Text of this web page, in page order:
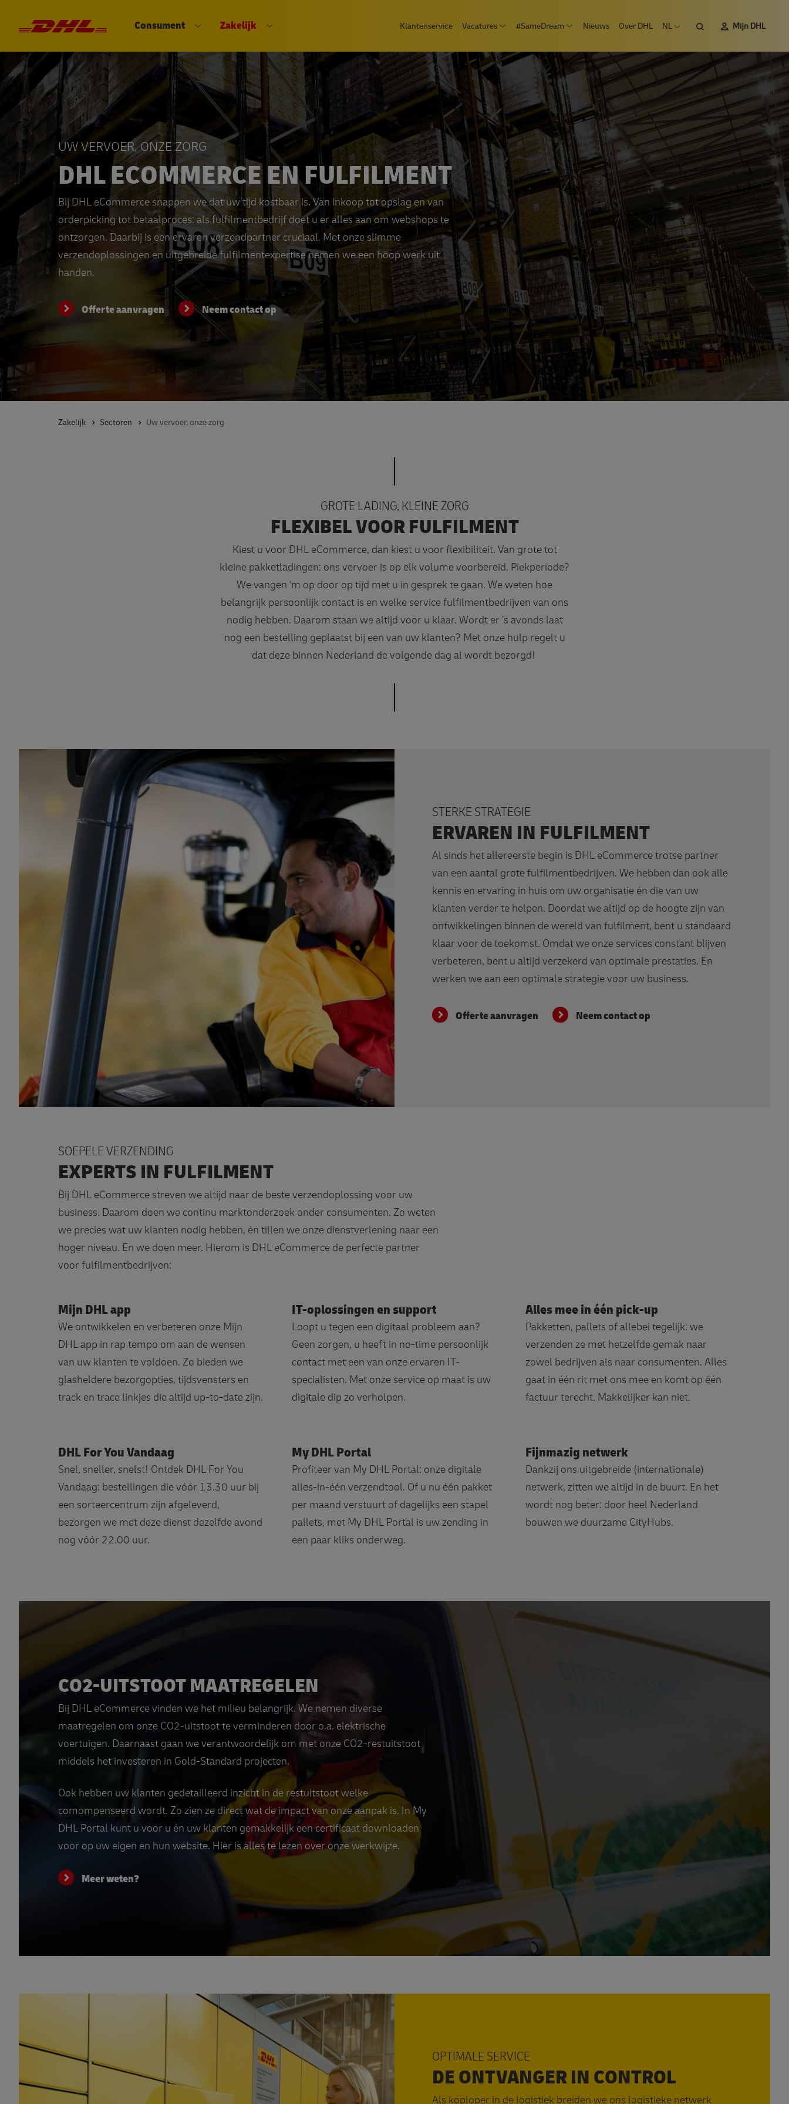
en
de
inhoud
gaan
DHL eCommerce, ga naar de homepage
Consument
Zakelijk
Klantenservice Vacatures
Open submenu Vacatures
#SameDream
Open submenu #SameDream
Nieuws Over DHL
NL
ZoekenMijn DHL
DHL ECOMMERCE EN FULFILMENT
UW VERVOER, ONZE ZORG
Bij DHL eCommerce snappen we dat uw tijd kostbaar is. Van inkoop tot opslag en van
orderpicking tot betaalproces: als fulfilmentbedrijf doet u er alles aan om webshops te
ontzorgen. Daarbij is een ervaren verzendpartner cruciaal. Met onze slimme
verzendoplossingen en uitgebreide fulfilmentexpertise nemen we een hoop werk uit
handen.
Offerte aanvragen Neem contact op
Zakelijk Sectoren Uw vervoer, onze zorg
GROTE LADING, KLEINE ZORG
FLEXIBEL VOOR FULFILMENT
Kiest u voor DHL eCommerce, dan kiest u voor flexibiliteit. Van grote tot
kleine pakketladingen: ons vervoer is op elk volume voorbereid. Piekperiode?
We vangen ‘m op door op tijd met u in gesprek te gaan. We weten hoe
belangrijk persoonlijk contact is en welke service fulfilmentbedrijven van ons
nodig hebben. Daarom staan we altijd voor u klaar. Wordt er ’s avonds laat
nog een bestelling geplaatst bij een van uw klanten? Met onze hulp regelt u
dat deze binnen Nederland de volgende dag al wordt bezorgd!
STERKE STRATEGIE
ERVAREN IN FULFILMENT
Al sinds het allereerste begin is DHL eCommerce trotse partner
van een aantal grote fulfilmentbedrijven. We hebben dan ook alle
kennis en ervaring in huis om uw organisatie én die van uw
klanten verder te helpen. Doordat we altijd op de hoogte zijn van
ontwikkelingen binnen de wereld van fulfilment, bent u standaard
klaar voor de toekomst. Omdat we onze services constant blijven
verbeteren, bent u altijd verzekerd van optimale prestaties. En
werken we aan een optimale strategie voor uw business.
Offerte aanvragen Neem contact op
SOEPELE VERZENDING
EXPERTS IN FULFILMENT
Bij DHL eCommerce streven we altijd naar de beste verzendoplossing voor uw
business. Daarom doen we continu marktonderzoek onder consumenten. Zo weten
we precies wat uw klanten nodig hebben, én tillen we onze dienstverlening naar een
hoger niveau. En we doen meer. Hierom is DHL eCommerce de perfecte partner
voor fulfilmentbedrijven:
Mijn DHL app
We ontwikkelen en verbeteren onze Mijn
DHL app in rap tempo om aan de wensen
van uw klanten te voldoen. Zo bieden we
glasheldere bezorgopties, tijdsvensters en
track en trace linkjes die altijd up-to-date zijn.
IT-oplossingen en support
Loopt u tegen een digitaal probleem aan?
Geen zorgen, u heeft in no-time persoonlijk
contact met een van onze ervaren IT-
specialisten. Met onze service op maat is uw
digitale dip zo verholpen.
Alles mee in één pick-up
Pakketten, pallets of allebei tegelijk: we
verzenden ze met hetzelfde gemak naar
zowel bedrijven als naar consumenten. Alles
gaat in één rit met ons mee en komt op één
factuur terecht. Makkelijker kan niet.
DHL For You Vandaag
Snel, sneller, snelst! Ontdek DHL For You
Vandaag: bestellingen die vóór 13.30 uur bij
een sorteercentrum zijn afgeleverd,
bezorgen we met deze dienst dezelfde avond
nog vóór 22.00 uur.
My DHL Portal
Profiteer van My DHL Portal: onze digitale
alles-in-één verzendtool. Of u nu één pakket
per maand verstuurt of dagelijks een stapel
pallets, met My DHL Portal is uw zending in
een paar kliks onderweg.
Fijnmazig netwerk
Dankzij ons uitgebreide (internationale)
netwerk, zitten we altijd in de buurt. En het
wordt nog beter: door heel Nederland
bouwen we duurzame CityHubs.
CO2-UITSTOOT MAATREGELEN
Bij DHL eCommerce vinden we het milieu belangrijk. We nemen diverse
maatregelen om onze CO2-uitstoot te verminderen door o.a. elektrische
voertuigen. Daarnaast gaan we verantwoordelijk om met onze CO2-restuitstoot
middels het investeren in Gold-Standard projecten.
Ook hebben uw klanten gedetailleerd inzicht in de restuitstoot welke
comompenseerd wordt. Zo zien ze direct wat de impact van onze aanpak is. In My
DHL Portal kunt u voor u én uw klanten gemakkelijk een certificaat downloaden
voor op uw eigen en hun website. Hier is alles te lezen over onze werkwijze.
Meer weten?
OPTIMALE SERVICE
DE ONTVANGER IN CONTROL
Als koploper in de logistiek breiden we ons logistieke netwerk